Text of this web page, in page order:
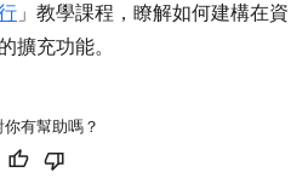
」教學課程，瞭解如何建構在資
擴充功能。
你有幫助嗎？